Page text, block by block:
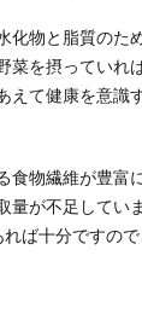
化物と脂質のた
菜を摂っていれ
えて健康を意識
食物繊維が豊富
量が不足してい
ば十分ですの